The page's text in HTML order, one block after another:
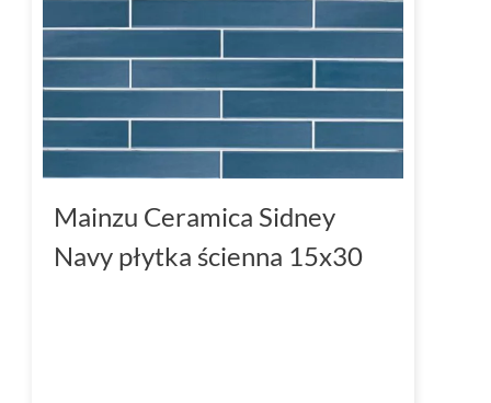
Mainzu Ceramica Sidney
Navy płytka ścienna 15x30